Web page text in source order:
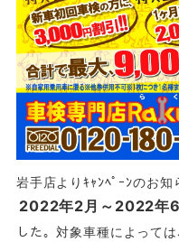
岩手店よりｷｬﾝﾍﾟｰﾝのお知
2022年2月～2022年
した。対象車種によっては